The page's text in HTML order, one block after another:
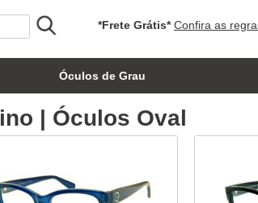
*Frete Grátis* Confira as
Óculos de Grau
| Óculos Oval